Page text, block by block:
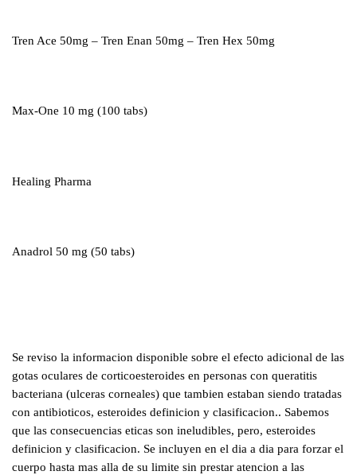
Tren Ace 50mg – Tren Enan 50mg – Tren Hex 50mg
Max-One 10 mg (100 tabs)
Healing Pharma
Anadrol 50 mg (50 tabs)
Se reviso la informacion disponible sobre el efecto adicional de las
gotas oculares de corticoesteroides en personas con queratitis
bacteriana (ulceras corneales) que tambien estaban siendo tratadas
con antibioticos, esteroides definicion y clasificacion.. Sabemos
que las consecuencias eticas son ineludibles, pero, esteroides
definicion y clasificacion. Se incluyen en el dia a dia para forzar el
cuerpo hasta mas alla de su limite sin prestar atencion a las